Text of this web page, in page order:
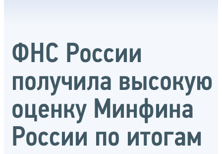
ФНС России
получила высокую
оценку Минфина
России по итогам